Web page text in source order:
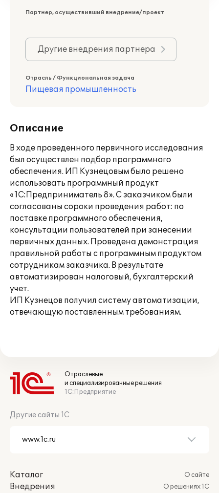
Партнер, осуществивший внедрение/проект
Другие внедрения партнера
Отрасль / Функциональная задача
Пищевая промышленность
Описание
В ходе проведенного первичного исследования
был осуществлен подбор программного
обеспечения. ИП Кузнецовым было решено
использовать программный продукт
«1С:Предприниматель 8». С заказчиком были
согласованы сороки проведения работ: по
поставке программного обеспечения,
консультации пользователей при занесении
первичных данных. Проведена демонстрация
правильной работы с программным продуктом
сотрудникам заказчика. В результате
автоматизирован налоговый, бухгалтерский
учет.
ИП Кузнецов получил систему автоматизации,
отвечающую поставленным требованиям.
Отраслевые
и специализированные решения
1С:Предприятие
Другие сайты 1С
Каталог
Внедрения
О сайте
О решениях 1С